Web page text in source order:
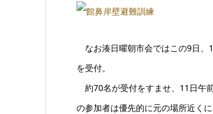
なお湊日曜朝市会ではこの9日、
を受付。
約70名が受付をすませ、11日午
の参加者は優先的に元の場所近く